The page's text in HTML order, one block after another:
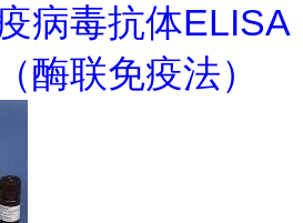
病毒抗体ELISA
酶联免疫法）